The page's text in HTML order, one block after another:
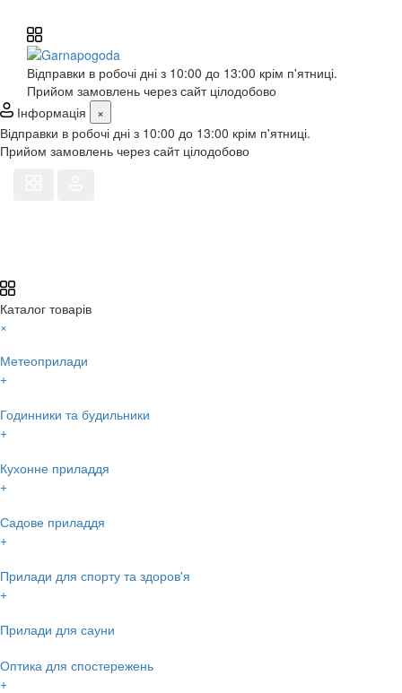
Відправки в робочі дні з 10:00 до 13:00 крім п'ятниці.
Прийом замовлень через сайт цілодобово
Інформація
×
Відправки в робочі дні з 10:00 до 13:00 крім п'ятниці.
Прийом замовлень через сайт цілодобово
Каталог товарів
×
Метеоприлади
+
Годинники та будильники
+
Кухонне приладдя
+
Садове приладдя
+
Прилади для спорту та здоров'я
+
Прилади для сауни
Оптика для спостережень
+